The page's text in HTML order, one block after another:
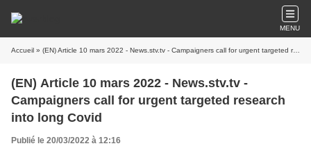
MENU
Accueil » (EN) Article 10 mars 2022 - News.stv.tv - Campaigners call for urgent targeted research into long Covid
(EN) Article 10 mars 2022 - News.stv.tv -
Campaigners call for urgent targeted research
into long Covid
Publié le 20/03/2022 à 12:16